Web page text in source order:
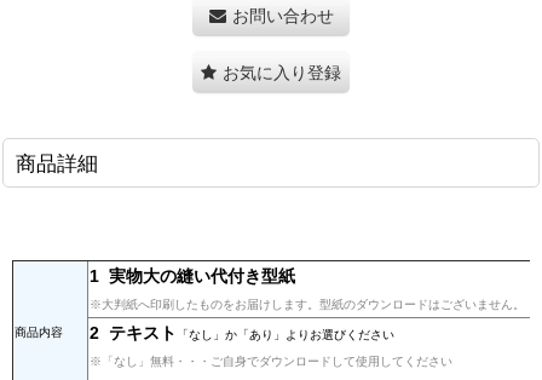
お問い合わせ
お気に入り登録
商品詳細
商品内容
1 実物大の縫い代付き型紙
※大判紙へ印刷したものをお届けします。型紙のダウンロードはございません。
2 テキスト
「なし」か「あり」よりお選びください
※「なし」無料・・・ご自身でダウンロードして使用してください